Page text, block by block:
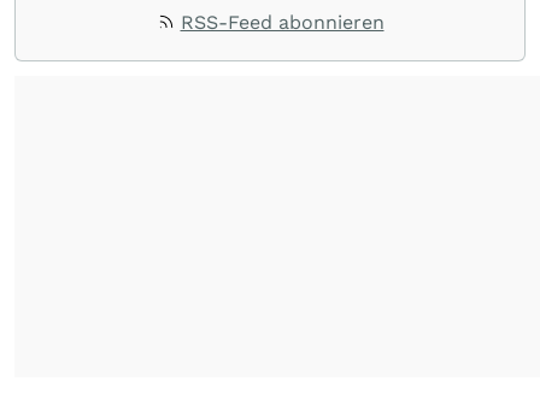
dpa-AFX unabhängig, zuverlässig und schnell
RSS-Feed abonnieren